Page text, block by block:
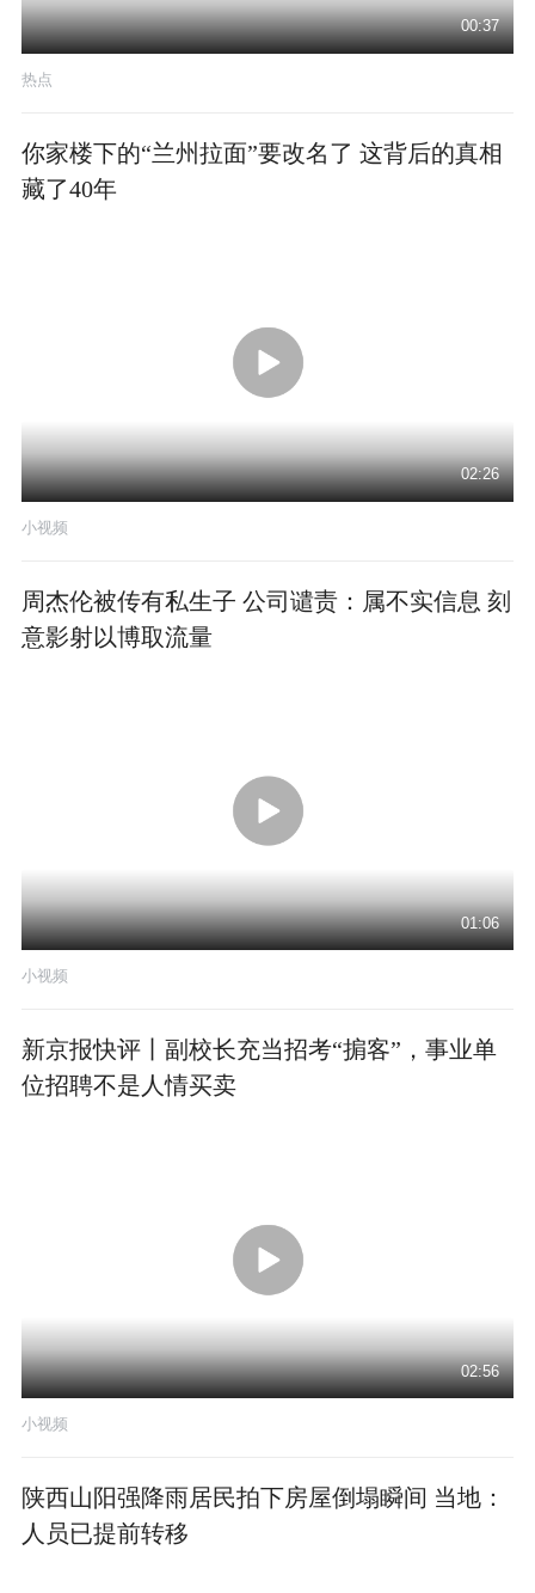
00:37
热点
你家楼下的“兰州拉面”要改名了 这背后的真相
藏了40年
02:26
小视频
周杰伦被传有私生子 公司谴责：属不实信息 刻
意影射以博取流量
01:06
小视频
新京报快评丨副校长充当招考“掮客”，事业单
位招聘不是人情买卖
02:56
小视频
陕西山阳强降雨居民拍下房屋倒塌瞬间 当地：
人员已提前转移